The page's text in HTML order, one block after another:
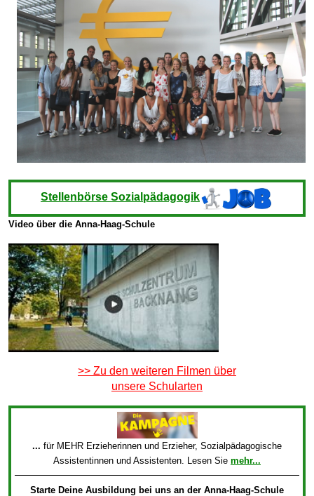
Stellenbörse Sozialpädagogik
Video über die Anna-Haag-Schule
>> Zu den weiteren Filmen über
unsere Schularten
... für MEHR Erzieherinnen und Erzieher, Sozialpädagogische
Assistentinnen und Assistenten. Lesen Sie mehr...
Starte Deine Ausbildung bei uns an der Anna-Haag-Schule